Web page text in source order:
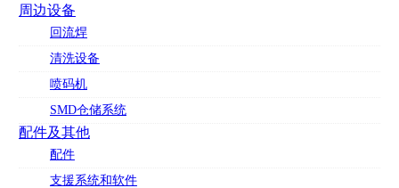
周边设备
回流焊
清洗设备
喷码机
SMD仓储系统
配件及其他
配件
支援系统和软件